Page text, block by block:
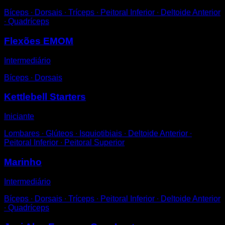
Bíceps ∙ Dorsais ∙ Tríceps ∙ Peitoral Inferior ∙ Deltoide Anterior
∙ Quadríceps
Flexões EMOM
Intermediário
Bíceps ∙ Dorsais
Kettlebell Starters
Iniciante
Lombares ∙ Glúteos ∙ Isquiotibiais ∙ Deltoide Anterior ∙
Peitoral Inferior ∙ Peitoral Superior
Marinho
Intermediário
Bíceps ∙ Dorsais ∙ Tríceps ∙ Peitoral Inferior ∙ Deltoide Anterior
∙ Quadríceps